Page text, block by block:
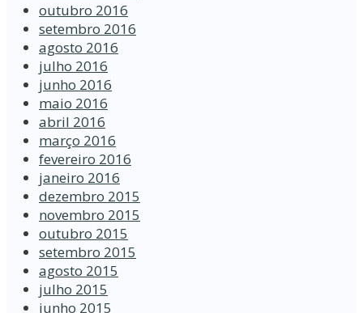
outubro 2016
setembro 2016
agosto 2016
julho 2016
junho 2016
maio 2016
abril 2016
março 2016
fevereiro 2016
janeiro 2016
dezembro 2015
novembro 2015
outubro 2015
setembro 2015
agosto 2015
julho 2015
junho 2015